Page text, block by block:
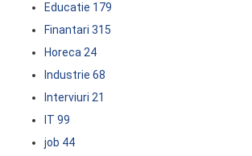
Educatie 179
Finantari 315
Horeca 24
Industrie 68
Interviuri 21
IT 99
job 44